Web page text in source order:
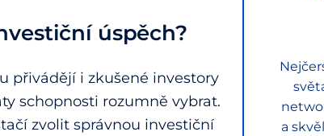
úspěch?
přivádějí i zkušené investory
schopnosti rozumně vybrat.
zvolit správnou investiční
a